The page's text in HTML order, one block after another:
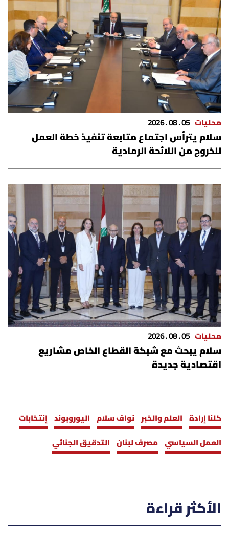
محليات 05 . 08 . 2026
سلام يترأس اجتماع متابعة تنفيذ خطة العمل
للخروج من اللائحة الرمادية
محليات 05 . 08 . 2026
سلام يبحث مع شبكة القطاع الخاص مشاريع
اقتصادية جديدة
كلنا إرادة العلم والخبر نواف سلام اليوروبوند إنتخابات
العمل السياسي مصرف لبنان التدقيق الجنائي
الأكثر قراءة